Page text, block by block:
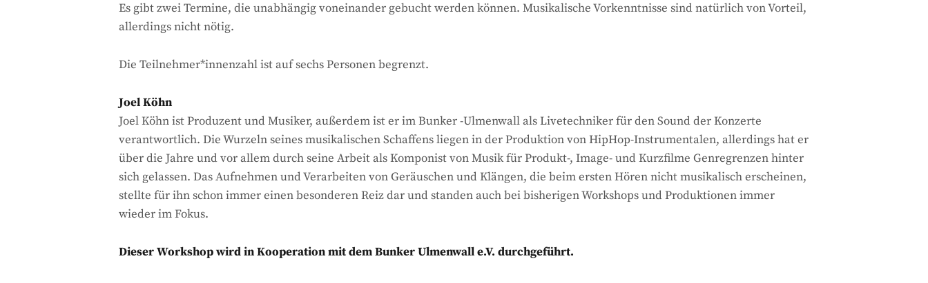
Es gibt zwei Termine, die unabhängig voneinander gebucht werden können. Musikalische Vorkenntnisse sind natürlich von Vorteil,
allerdings nicht nötig.
Die Teilnehmer*innenzahl ist auf sechs Personen begrenzt.
Joel Köhn
Joel Köhn ist Produzent und Musiker, außerdem ist er im Bunker -Ulmenwall als Livetechniker für den Sound der Konzerte
verantwortlich. Die Wurzeln seines musikalischen Schaffens liegen in der Produktion von HipHop-Instrumentalen, allerdings hat er
über die Jahre und vor allem durch seine Arbeit als Komponist von Musik für Produkt-, Image- und Kurzfilme Genregrenzen hinter
sich gelassen. Das Aufnehmen und Verarbeiten von Geräuschen und Klängen, die beim ersten Hören nicht musikalisch erscheinen,
stellte für ihn schon immer einen besonderen Reiz dar und standen auch bei bisherigen Workshops und Produktionen immer
wieder im Fokus.
Dieser Workshop wird in Kooperation mit dem Bunker Ulmenwall e.V. durchgeführt.